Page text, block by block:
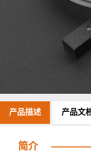
产品描述 产品文
简介